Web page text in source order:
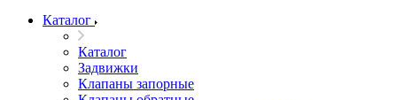
Каталог
Каталог
Задвижки
Клапаны запорные